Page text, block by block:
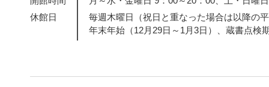
休館日
毎週木曜日（祝日と重なった場合は以降の
年末年始（12月29日～1月3日）、蔵書点検